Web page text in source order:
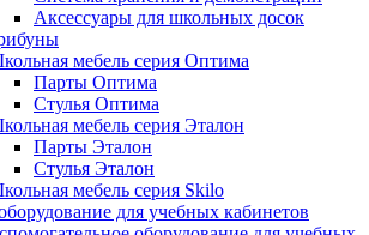
Аксессуары для школьных досок
мебель серия Оптима
Парты Оптима
Стулья Оптима
мебель серия Эталон
Парты Эталон
Стулья Эталон
мебель серия Skilo
для учебных кабинетов